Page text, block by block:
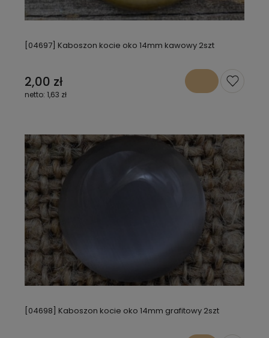
[04697] Kaboszon kocie oko 14mm kawowy 2szt
2,00 zł
1,63 zł
[04698] Kaboszon kocie oko 14mm grafitowy 2szt